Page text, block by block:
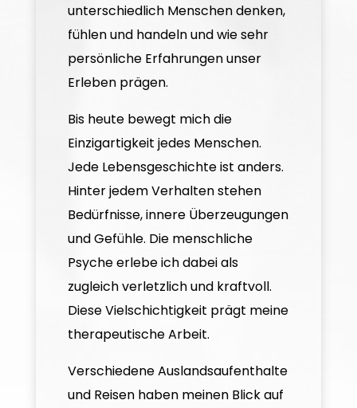
unterschiedlich Menschen denken,
fühlen und handeln und wie sehr
persönliche Erfahrungen unser
Erleben prägen.
Bis heute bewegt mich die
Einzigartigkeit jedes Menschen.
Jede Lebensgeschichte ist anders.
Hinter jedem Verhalten stehen
Bedürfnisse, innere Überzeugungen
und Gefühle. Die menschliche
Psyche erlebe ich dabei als
zugleich verletzlich und kraftvoll.
Diese Vielschichtigkeit prägt meine
therapeutische Arbeit.
Verschiedene Auslandsaufenthalte
und Reisen haben meinen Blick auf